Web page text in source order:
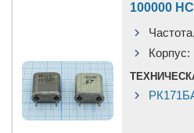
100000
Корпус: